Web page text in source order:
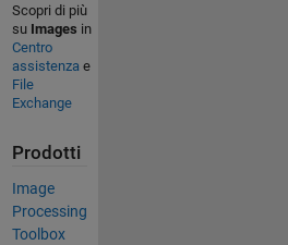
Scopri di più
su Images in
Centro
assistenza e
File
Exchange
Prodotti
Image
Processing
Toolbox